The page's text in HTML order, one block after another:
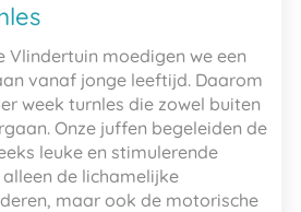
Vlindertuin moedigen we een
vanaf jonge leeftijd. Daarom
week turnles die zowel buiten
Onze juffen begeleiden de
leuke en stimulerende
de lichamelijke
maar ook de motorische